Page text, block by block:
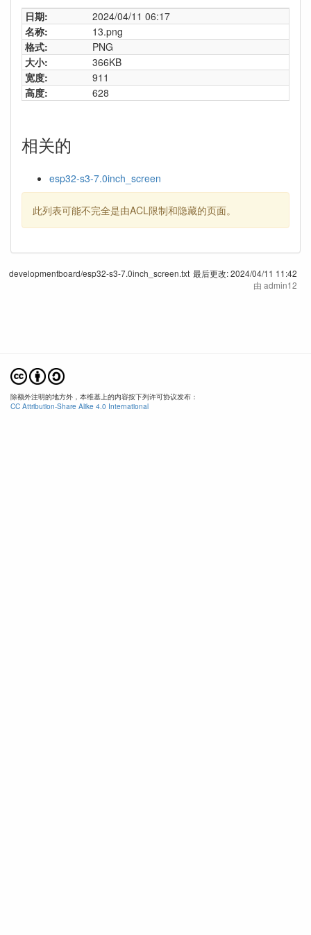
日期:
2024/04/11 06:17
名称:
13.png
格式:
PNG
大小:
366KB
宽度:
911
高度:
628
相关的
esp32-s3-7.0inch_screen
此列表可能不完全是由ACL限制和隐藏的页面。
developmentboard/esp32-s3-7.0inch_screen.txt 最后更改:2024/04/11 11:42
由 admin12
除额外注明的地方外，本维基上的内容按下列许可协议发布：
CC Attribution-Share Alike 4.0 International